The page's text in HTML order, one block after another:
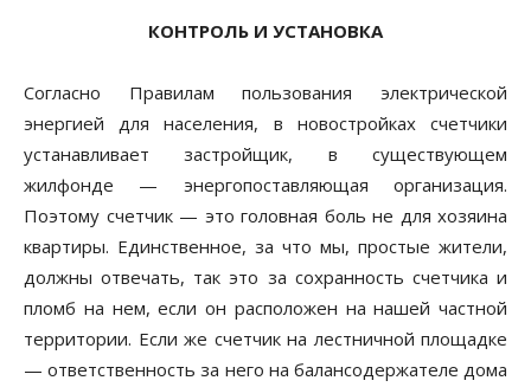
КОНТРОЛЬ И УСТАНОВКА
Согласно Правилам пользования электрической
энергией для населения, в новостройках счетчики
устанавливает застройщик, в существующем
жилфонде — энергопоставляющая организация.
Поэтому счетчик — это головная боль не для хозяина
квартиры. Единственное, за что мы, простые жители,
должны отвечать, так это за сохранность счетчика и
пломб на нем, если он расположен на нашей частной
территории. Если же счетчик на лестничной площадке
— ответственность за него на балансодержателе дома